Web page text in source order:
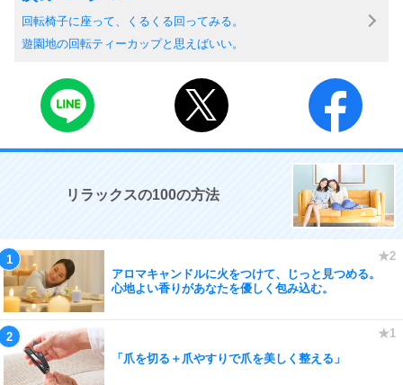
回転椅子に座って、くるくる回ってみる。
遊園地の回転ティーカップと思えばいい。
リラックスの100の方法
アロマキャンドルに火をつけて、じっと見つめる。
心地よい香りがあなたを優しく包み込む。
「爪を切る＋爪やすりで爪を美しく整える」